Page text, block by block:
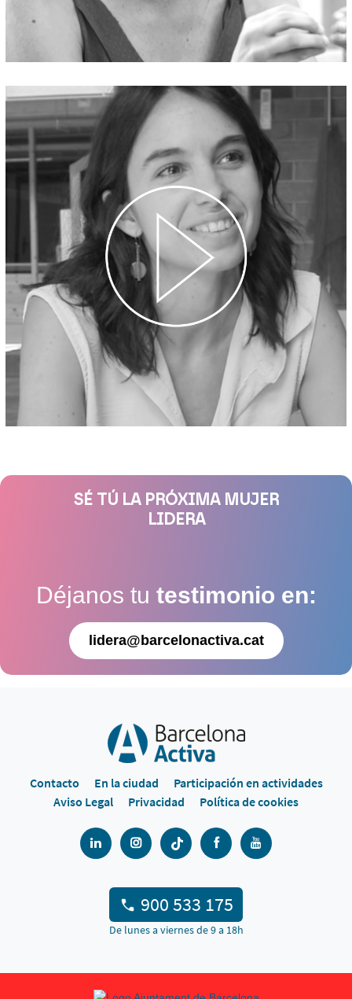
SÉ TÚ LA PRÓXIMA MUJER
LIDERA
Déjanos tu testimonio en:
lidera@barcelonactiva.cat
Contacto En la ciudad
Participación en actividades
Aviso Legal
Privacidad Política de cookies
900 533 175
De lunes a viernes de 9 a 18h